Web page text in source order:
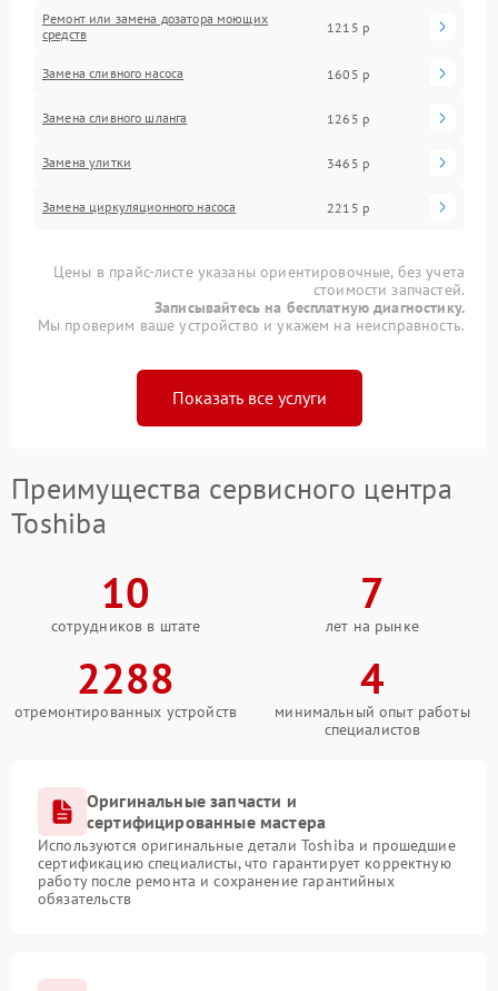
Ремонт или замена дозатора моющих
средств
1215 р
Замена сливного насоса 1605 р
Замена сливного шланга 1265 р
Замена улитки 3465 р
Замена циркуляционного насоса 2215 р
Цены в прайс-листе указаны ориентировочные, без учета
стоимости запчастей.
Записывайтесь на бесплатную диагностику.
Мы проверим ваше устройство и укажем на неисправность.
Показать все услуги
Преимущества сервисного центра
Toshiba
10
сотрудников в штате
7
лет на рынке
2288
отремонтированных устройств
4
минимальный опыт работы
специалистов
Оригинальные запчасти и
сертифицированные мастера
Используются оригинальные детали Toshiba и прошедшие
сертификацию специалисты, что гарантирует корректную
работу после ремонта и сохранение гарантийных
обязательств